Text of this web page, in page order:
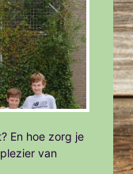
En hoe zorg je
van